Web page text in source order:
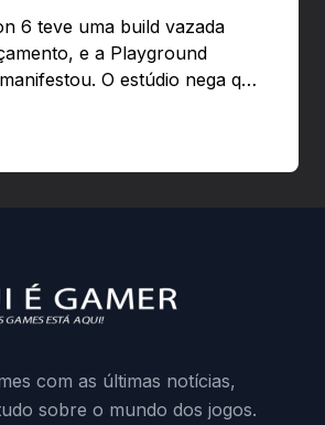
6 teve uma build vazada
e a Playground
O estúdio nega que
que quem usar versões não
negação do preload,
acessos não autorizados
com as últimas notícias,
sobre o mundo dos jogos.